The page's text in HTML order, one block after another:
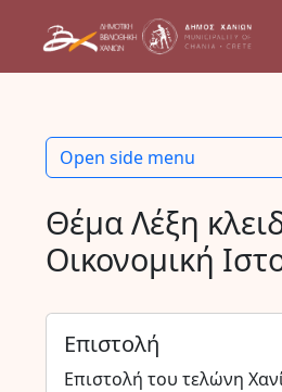
Θέμα Λέξη
Οικονομική
Επιστολή
Επιστολή του τελώνη
Open side menu